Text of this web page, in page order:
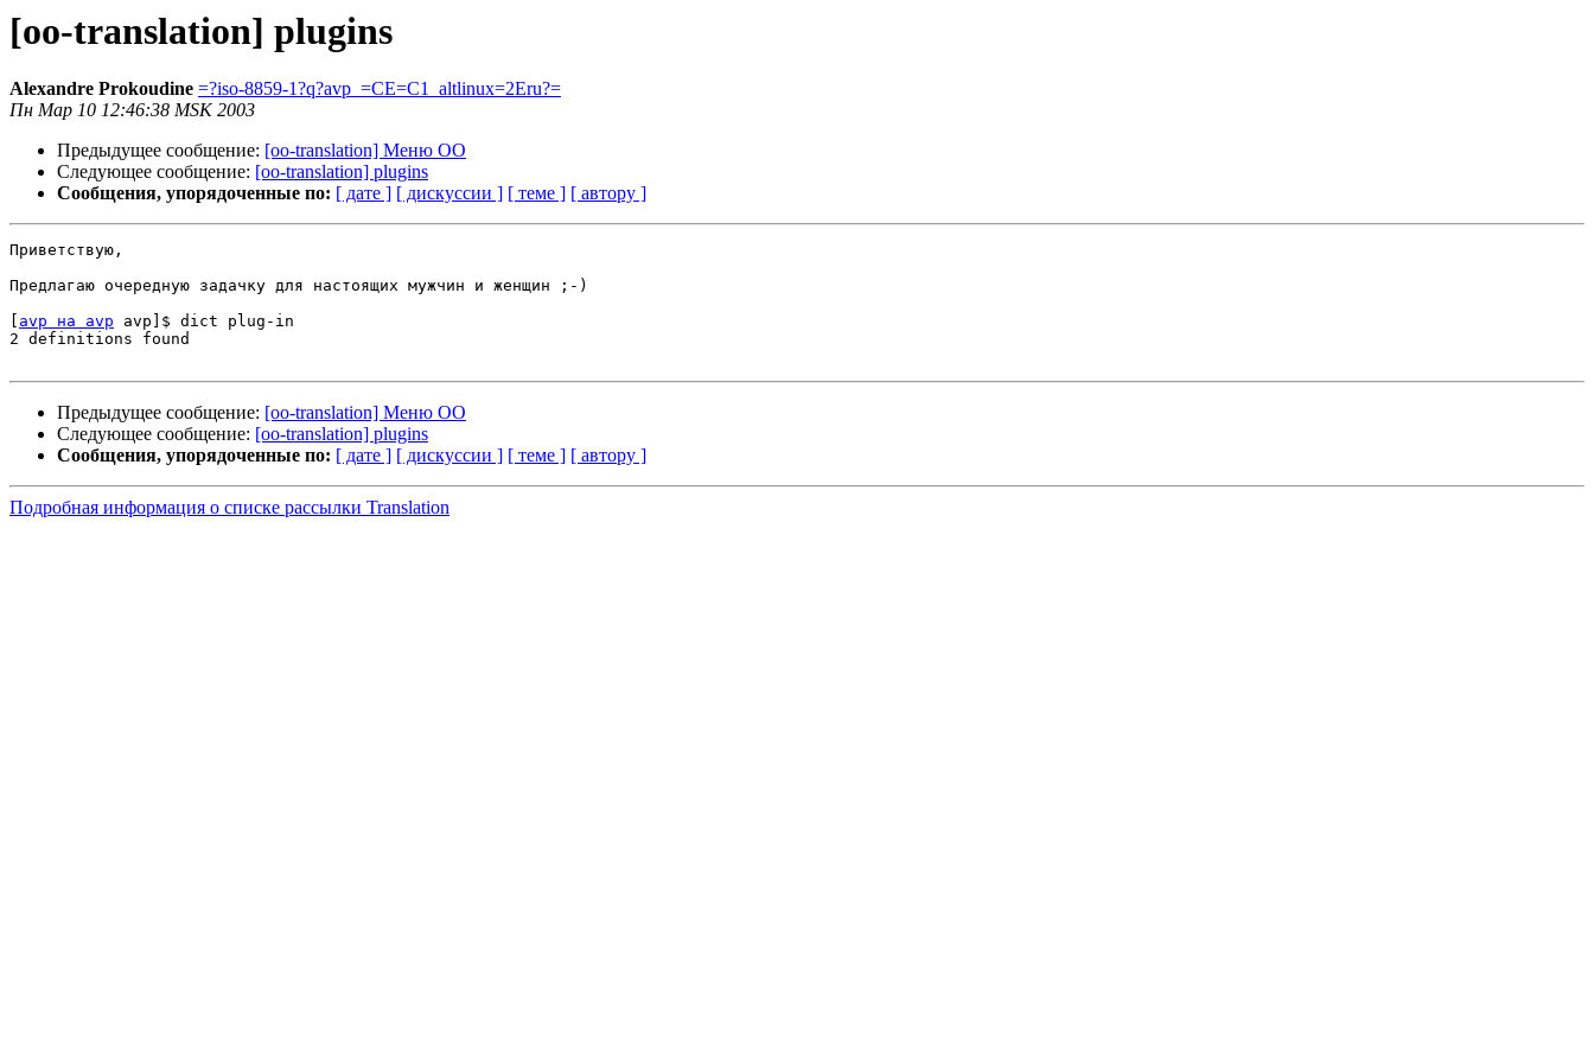
[oo-translation] plugins
Alexandre Prokoudine =?iso-8859-1?q?avp_=CE=C1_altlinux=2Eru?=
Пн Мар 10 12:46:38 MSK 2003
Предыдущее сообщение: [oo-translation] Меню OO
Следующее сообщение: [oo-translation] plugins
Сообщения, упорядоченные по: [ дате ] [ дискуссии ] [ теме ] [ автору ]
Приветствую,
Предлагаю очередную задачку для настоящих мужчин и женщин ;-)
avp на avp avp]$ dict plug-in
2 definitions found
Предыдущее сообщение: [oo-translation] Меню OO
Следующее сообщение: [oo-translation] plugins
Сообщения, упорядоченные по: [ дате ] [ дискуссии ] [ теме ] [ автору ]
Подробная информация о списке рассылки Translation